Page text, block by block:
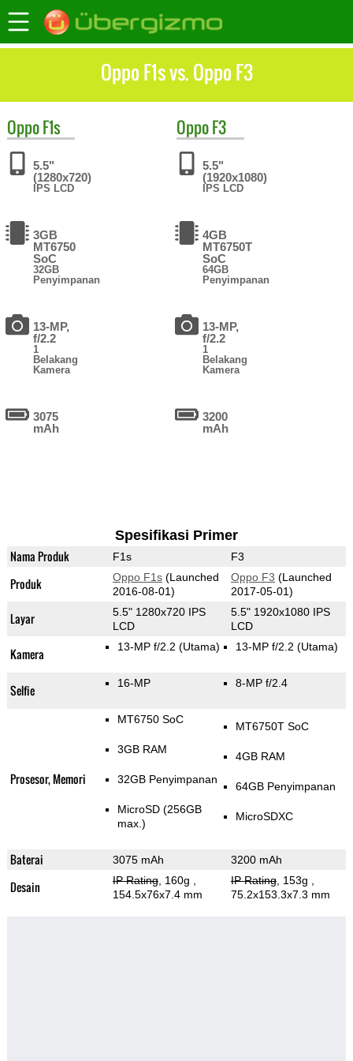
Oppo F1s vs. Oppo F3
OppoF1s
5.5"
(1280x720)
IPS LCD
3GB
MT6750
SoC
32GB
Penyimpanan
13-MP,
f/2.2
1
Belakang
Kamera
3075
mAh
OppoF3
5.5"
(1920x1080)
IPS LCD
4GB
MT6750T
SoC
64GB
Penyimpanan
13-MP,
f/2.2
1
Belakang
Kamera
3200
mAh
Spesifikasi Primer
Nama Produk F1s F3
Produk Oppo F1s(Launched
2016-08-01)
Oppo F3 (Launched
2017-05-01)
Layar
5.5" 1280x720 IPS
LCD
5.5" 1920x1080 IPS
LCD
Kamera 13-MP f/2.2 (Utama) 13-MP f/2.2 (Utama)
Selfie 16-MP 8-MP f/2.4
Prosesor, Memori
MT6750 SoC
3GB RAM
32GB Penyimpanan
MicroSD (256GB
max.)
MT6750T SoC
4GB RAM
64GB Penyimpanan
MicroSDXC
Baterai 3075 mAh 3200 mAh
Desain IP Rating, 160g
154.5x76x7.4 mm
IP Rating, 153g
75.2x153.3x7.3 mm